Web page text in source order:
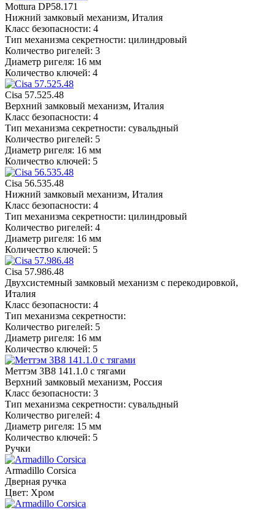
Mottura DP58.171
Нижний замковый механизм, Италия
Класс безопасности: 4
Тип механизма секретности: цилиндровый
Количество ригелей: 3
Диаметр ригеля: 16 мм
Количество ключей: 4
Cisa 57.525.48
Верхний замковый механизм, Италия
Класс безопасности: 4
Тип механизма секретности: сувальдный
Количество ригелей: 5
Диаметр ригеля: 16 мм
Количество ключей: 5
Cisa 56.535.48
Нижний замковый механизм, Италия
Класс безопасности: 4
Тип механизма секретности: цилиндровый
Количество ригелей: 4
Диаметр ригеля: 16 мм
Количество ключей: 5
Cisa 57.986.48
Двухсистемный замковый механизм с перекодировкой,
Италия
Класс безопасности: 4
Тип механизма секретности:
Количество ригелей: 5
Диаметр ригеля: 16 мм
Количество ключей: 5
Меттэм 3В8 141.1.0 с тягами
Верхний замковый механизм, Россия
Класс безопасности: 3
Тип механизма секретности: сувальдный
Количество ригелей: 4
Диаметр ригеля: 15 мм
Количество ключей: 5
Ручки
Armadillo Corsica
Дверная ручка
Цвет: Хром